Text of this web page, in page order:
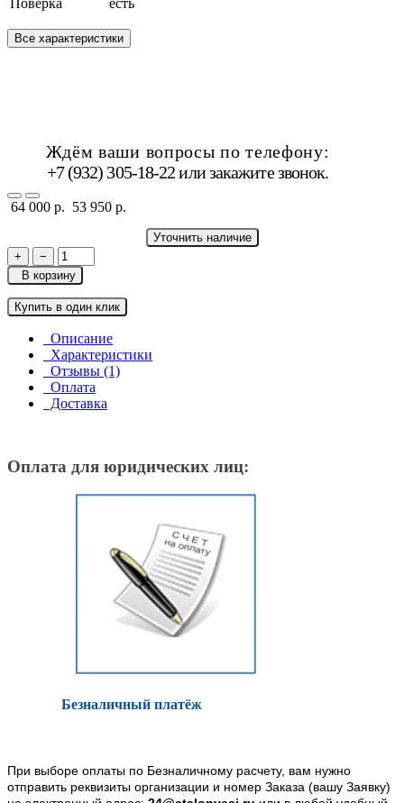
Поверка
есть
Все характеристики
Ждём ваши вопросы по телефону:
+7 (932) 305-18-22 илизакажите звонок.
64 000 р. 53 950 р.
Уточнить наличие
+
−
В корзину
Купить в один клик
Описание
Характеристики
Отзывы (1)
Оплата
Доставка
Оплата для юридических лиц:
Безналичный платёж
При выборе оплаты по Безналичному расчету, вам нужно
отправить реквизиты организации и номер Заказа (вашу Заявку)